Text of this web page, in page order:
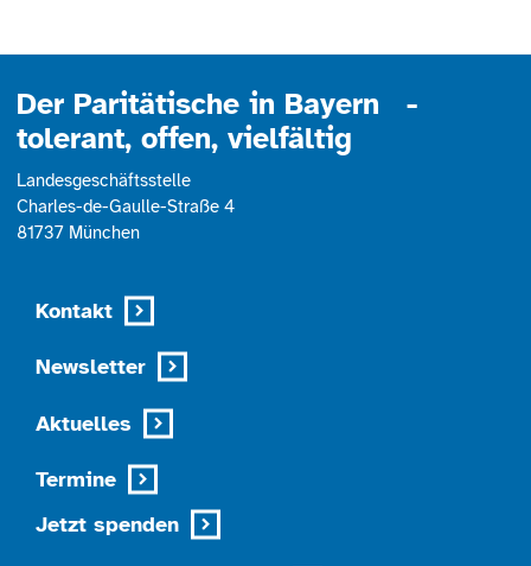
Management Platform
Der Paritätische in Bayern -
tolerant, offen, vielfältig
Landesgeschäftsstelle
Charles-de-Gaulle-Straße 4
81737 München
Kontakt
Newsletter
Aktuelles
Termine
Jetzt spenden